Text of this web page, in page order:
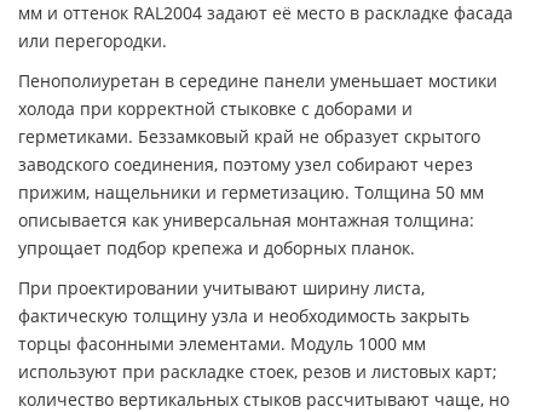
мм и оттенок RAL2004 задают её место в раскладке фасада
или перегородки.
Пенополиуретан в середине панели уменьшает мостики
холода при корректной стыковке с доборами и
герметиками. Беззамковый край не образует скрытого
заводского соединения, поэтому узел собирают через
прижим, нащельники и герметизацию. Толщина 50 мм
описывается как универсальная монтажная толщина:
упрощает подбор крепежа и доборных планок.
При проектировании учитывают ширину листа,
фактическую толщину узла и необходимость закрыть
торцы фасонными элементами. Модуль 1000 мм
используют при раскладке стоек, резов и листовых карт;
количество вертикальных стыков рассчитывают чаще, но